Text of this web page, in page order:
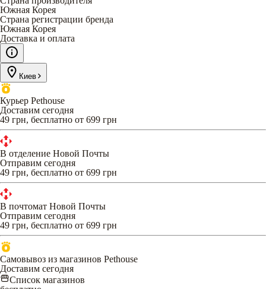
Южная Корея
Страна регистрации бренда
Южная Корея
Доставка и оплата
Киев
Курьер Pethouse
Доставим сегодня
49 грн, бесплатно от 699 грн
В отделение Новой Почты
Отправим сегодня
49 грн, бесплатно от 699 грн
В почтомат Новой Почты
Отправим сегодня
49 грн, бесплатно от 699 грн
Самовывоз из магазинов Pethouse
Доставим сегодня
Список магазинов